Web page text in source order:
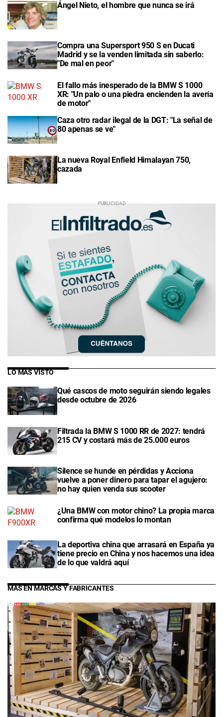
Ángel Nieto, el hombre que nunca se irá
Compra una Supersport 950 S en Ducati
Madrid y se la venden limitada sin saberlo:
"De mal en peor"
El fallo más inesperado de la BMW S 1000
XR: "Un palo o una piedra encienden la avería
de motor"
Caza otro radar ilegal de la DGT: "La señal de
80 apenas se ve"
La nueva Royal Enfield Himalayan 750,
cazada
LO MÁS VISTO
Qué cascos de moto seguirán siendo legales
desde octubre de 2026
Filtrada la BMW S 1000 RR de 2027: tendrá
215 CV y costará más de 25.000 euros
Silence se hunde en pérdidas y Acciona
vuelve a poner dinero para tapar el agujero:
no hay quien venda sus scooter
¿Una BMW con motor chino? La propia marca
confirma qué modelos lo montan
La deportiva china que arrasará en España ya
tiene precio en China y nos hacemos una idea
de lo que valdrá aquí
MÁS EN MARCAS Y FABRICANTES